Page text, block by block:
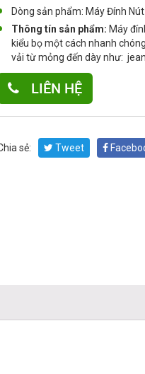
Dòng sản phẩm: Máy Đính
Thông tín sản phẩm: Máy
kiểu bọ một cách nhanh
vải từ mỏng đến dày như:
LIÊN HỆ
sẻ: Tweet